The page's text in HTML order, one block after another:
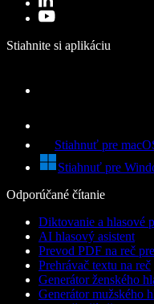
Stiahnite si aplikáciu
Stiahnuť pre
Stiahnuť pre
Odporúčané čítanie
Diktovanie a hlasové
AI hlasový asistent
Prevod PDF na reč
Prehrávač textu na reč
Generátor ženského
Generátor mužského